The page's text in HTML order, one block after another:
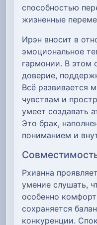
способностью
жизненные
Ирэн вносит в
эмоциональное
гармонии. В этом
доверие,
Всё развивается
чувствам и
умеет создавать
Это брак,
пониманием и
Рхианна
умение слушать,
особенно
сохраняется
конкуренции.